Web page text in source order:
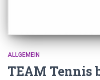
ALLGEMEIN
TEAM Tennis